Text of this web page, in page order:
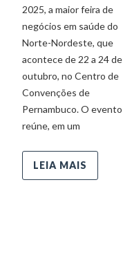
2025, a maior feira de
negócios em saúde do
Norte-Nordeste, que
acontece de 22 a 24 de
outubro, no Centro de
Convenções de
Pernambuco. O evento
reúne, em um
LEIA MAIS